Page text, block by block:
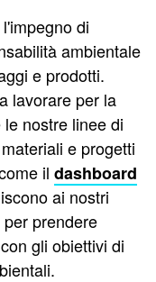
di
ambientale
e prodotti.
lavorare per la
nostre linee di
e progetti
il dashboard
ai nostri
prendere
gli obiettivi di